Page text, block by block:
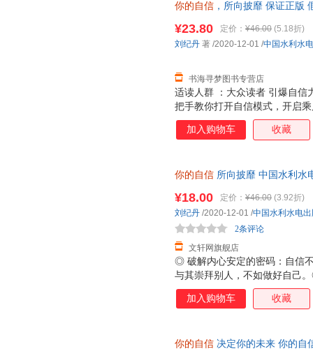
你的自信 ，所向披靡 保证正版
适读人群 ：大众读者 引爆自信
把手教你打开自信模式，开启
你焦虑吗？建立自信不是盲目
带你解开勇往直前的奥秘。 ◎
人；不要放任自己沉沦于某一
¥23.80 定价： ¥46.00 (5.18折)
书海寻梦图书专营店
刘纪丹 著 /2020-12-01 /中国水利水
加入购物车 收藏
你的自信 所向披靡 中国水利水
◎ 破解内心安定的密码：自信
与其崇拜别人，不如做好自己
的人肯对自己下狠手；悄悄努
一次失败。◎ 从低自尊到高度
¥18.00 定价： ¥46.00 (3.92折)
文轩网旗舰店
2条评论
刘纪丹 /2020-12-01 /中国水利水电
加入购物车 收藏
你的自信 决定你的未来 你的自